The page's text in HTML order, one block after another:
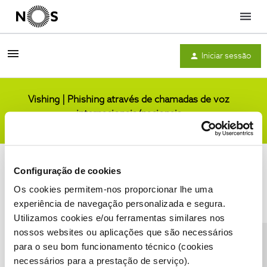
Configuração de cookies
Os cookies permitem-nos proporcionar lhe uma
experiência de navegação personalizada e segura.
Utilizamos cookies e/ou ferramentas similares nos
nossos websites ou aplicações que são necessários
para o seu bom funcionamento técnico (cookies
necessários para a prestação de serviço).
Menu
Iniciar sessão
Vishing | Phishing através de chamadas de voz
internacionais/nacionais
Condições do Fórum NOS Accessibility statement